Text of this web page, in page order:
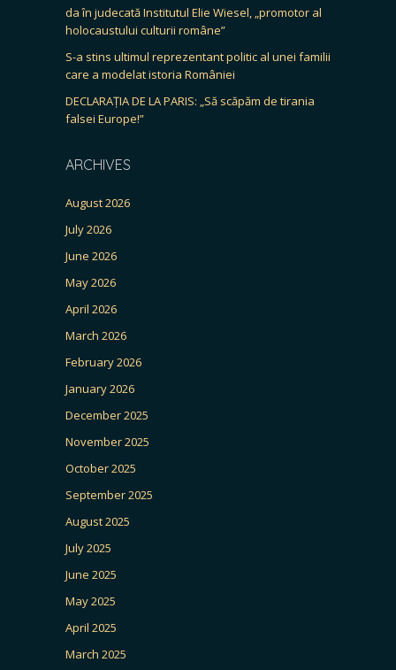
da în judecată Institutul Elie Wiesel, „promotor al
holocaustului culturii române”
S-a stins ultimul reprezentant politic al unei familii
care a modelat istoria României
DECLARAȚIA DE LA PARIS: „Să scăpăm de tirania
falsei Europe!”
ARCHIVES
August 2026
July 2026
June 2026
May 2026
April 2026
March 2026
February 2026
January 2026
December 2025
November 2025
October 2025
September 2025
August 2025
July 2025
June 2025
May 2025
April 2025
March 2025